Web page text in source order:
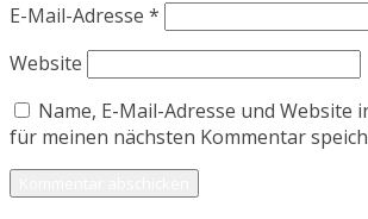
E-Mail-Adresse *
Website
Name, E-Mail-Adresse und Website
für meinen nächsten Kommentar